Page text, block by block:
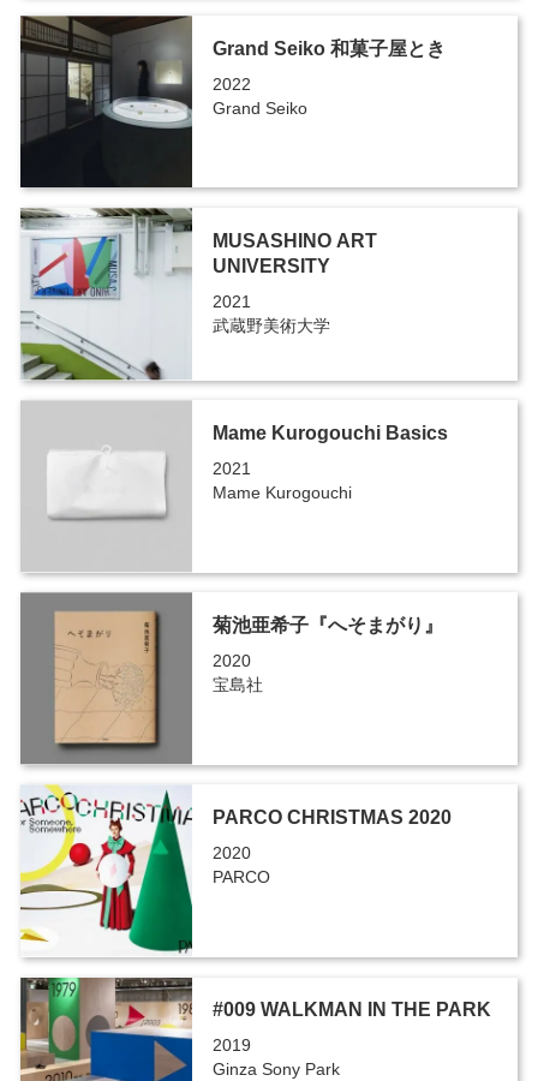
Grand Seiko 和菓子屋とき
2022
Grand Seiko
MUSASHINO ART
UNIVERSITY
2021
武蔵野美術大学
Mame Kurogouchi Basics
2021
Mame Kurogouchi
菊池亜希子『へそまがり』
2020
宝島社
PARCO CHRISTMAS 2020
2020
PARCO
#009 WALKMAN IN THE PARK
2019
Ginza Sony Park